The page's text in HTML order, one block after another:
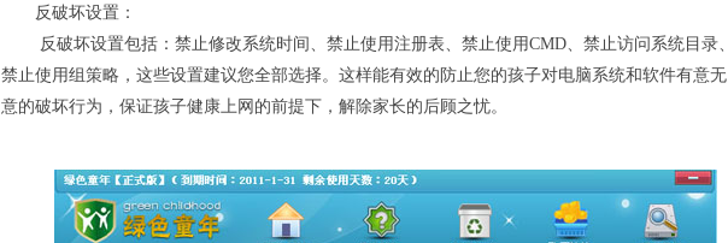
反破坏设置：
反破坏设置包括：禁止修改系统时间、禁止使用注册表、禁止使用CMD、禁止访问系统目录、
禁止使用组策略，这些设置建议您全部选择。这样能有效的防止您的孩子对电脑系统和软件有意无
意的破坏行为，保证孩子健康上网的前提下，解除家长的后顾之忧。